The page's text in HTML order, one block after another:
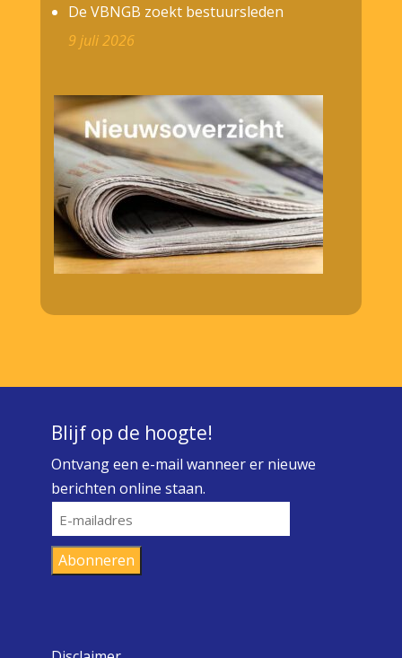
De VBNGB zoekt bestuursleden
9 juli 2026
Blijf op de hoogte!
Ontvang een e-mail wanneer er nieuwe
berichten online staan.
E-
mailadres
Abonneren